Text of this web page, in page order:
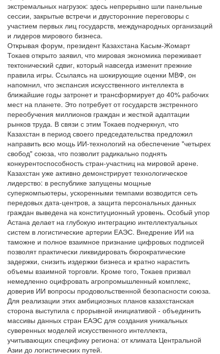
экстремальных нагрузок: здесь непрерывно шли панельные
сессии, закрытые встречи и двусторонние переговоры с
участием первых лиц государств, международных организаций
и лидеров мирового бизнеса.
Открывая форум, президент Казахстана Касым-Жомарт
Токаев открыто заявил, что мировая экономика переживает
тектонический сдвиг, который навсегда изменит прежние
правила игры. Ссылаясь на шокирующие оценки МВФ, он
напомнил, что экспансия искусственного интеллекта в
ближайшие годы затронет и трансформирует до 40% рабочих
мест на планете. Это потребует от государств экстренного
переобучения миллионов граждан и жесткой адаптации
рынков труда. В связи с этим Токаев подчеркнул, что
Казахстан в период своего председательства предложил
направить всю мощь ИИ-технологий на обеспечение "четырех
свобод" союза, что позволит радикально поднять
конкурентоспособность стран-участниц на мировой арене.
Казахстан уже активно демонстрирует технологическое
лидерство: в республике запущены мощные
суперкомпьютеры, ускоренными темпами возводится сеть
передовых дата-центров, а защита персональных данных
граждан выведена на конституционный уровень. Особый упор
Астана делает на глубокую интеграцию интеллектуальных
систем в логистические артерии ЕАЭС. Внедрение ИИ на
таможне и полное взаимное признание цифровых подписей
позволят практически ликвидировать бюрократические
задержки, снизить издержки бизнеса и кратно нарастить
объемы взаимной торговли. Кроме того, Токаев призвал
немедленно оцифровать агропромышленный комплекс,
доверив ИИ вопросы продовольственной безопасности союза.
Для реализации этих амбициозных планов казахстанская
сторона выступила с прорывной инициативой - объединить
массивы данных стран ЕАЭС для создания уникальных
суверенных моделей искусственного интеллекта,
учитывающих специфику региона: от климата Центральной
Азии до логистических путей.